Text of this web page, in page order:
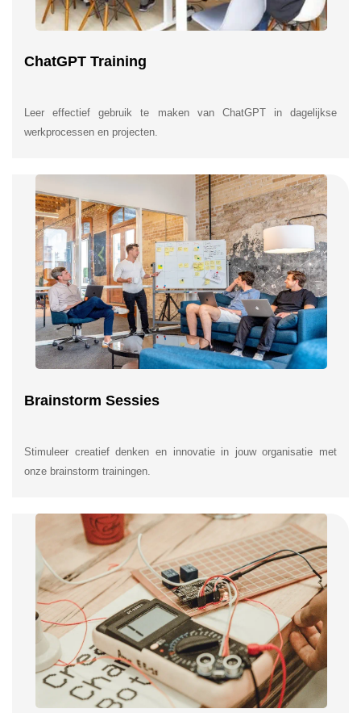
ChatGPT Training
Leer effectief gebruik te maken van ChatGPT in dagelijkse
werkprocessen en projecten.
Brainstorm Sessies
Stimuleer creatief denken en innovatie in jouw organisatie met
onze brainstorm trainingen.